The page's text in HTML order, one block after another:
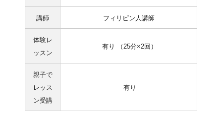
講師 フィリピン人講師
体験レ
ッスン
有り （25分×2回）
親子で
レッス
ン受講
有り